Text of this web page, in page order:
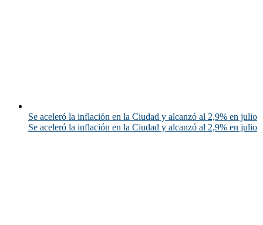
Se aceleró la inflación en la Ciudad y alcanzó al 2,9% en julio
Se aceleró la inflación en la Ciudad y alcanzó al 2,9% en julio